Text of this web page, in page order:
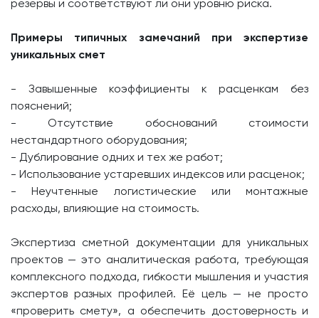
резервы и соответствуют ли они уровню риска.
Примеры типичных замечаний при экспертизе
уникальных смет
- Завышенные коэффициенты к расценкам без
пояснений;
- Отсутствие обоснований стоимости
нестандартного оборудования;
- Дублирование одних и тех же работ;
- Использование устаревших индексов или расценок;
- Неучтенные логистические или монтажные
расходы, влияющие на стоимость.
Экспертиза сметной документации для уникальных
проектов — это аналитическая работа, требующая
комплексного подхода, гибкости мышления и участия
экспертов разных профилей. Её цель — не просто
«проверить смету», а обеспечить достоверность и